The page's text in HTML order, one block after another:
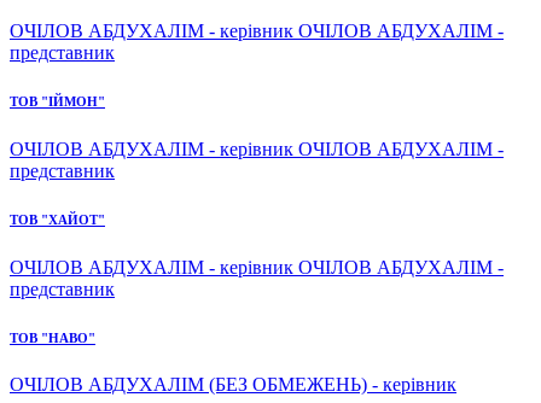
ОЧІЛОВ АБДУХАЛІМ - керівник ОЧІЛОВ АБДУХАЛІМ -
представник
ТОВ "ІЙМОН"
ОЧІЛОВ АБДУХАЛІМ - керівник ОЧІЛОВ АБДУХАЛІМ -
представник
ТОВ "ХАЙОТ"
ОЧІЛОВ АБДУХАЛІМ - керівник ОЧІЛОВ АБДУХАЛІМ -
представник
ТОВ "НАВО"
ОЧІЛОВ АБДУХАЛІМ (БЕЗ ОБМЕЖЕНЬ) - керівник